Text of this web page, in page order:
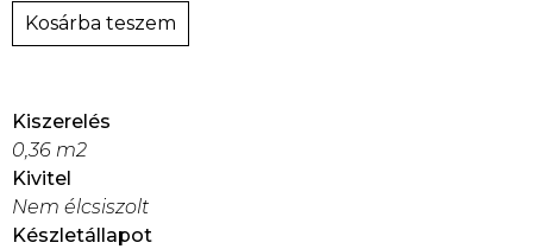
Kosárba teszem
Kiszerelés
0,36 m2
Kivitel
Nem élcsiszolt
Készletállapot